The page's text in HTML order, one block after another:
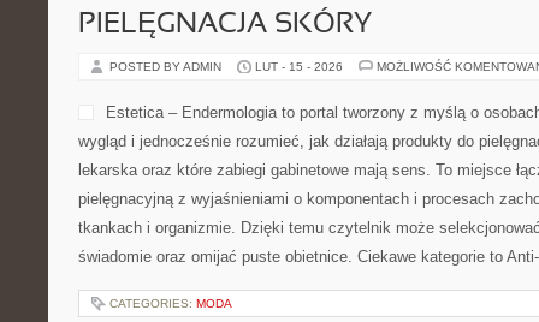
PIELĘGNACJA SKÓRY
POSTED BY ADMIN LUT - 15 - 2026 MOŻLIWOŚĆ
Estetica – Endermologia to portal tworzony z myślą o
wygląd i jednocześnie rozumieć, jak działają produkty do
lekarska oraz które zabiegi gabinetowe mają sens. To miejsce
pielęgnacyjną z wyjaśnieniami o komponentach i procesach
tkankach i organizmie. Dzięki temu czytelnik może
świadomie oraz omijać puste obietnice. Ciekawe kategorie to
CATEGORIES: MODA